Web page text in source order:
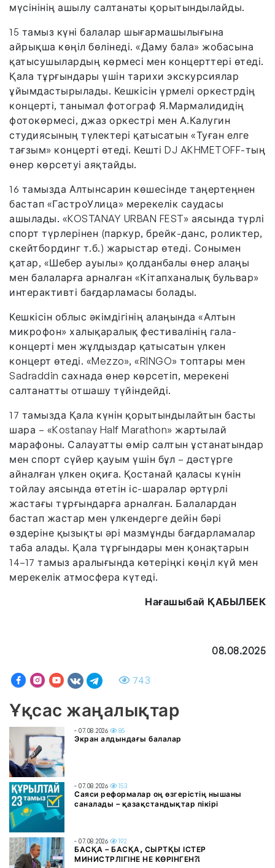
мүсінінің ашылу салтанаты қорытындылайды.
15 тамыз күні балалар шығармашылығына
айрықша көңіл бөлінеді. «Даму бала» жобасына
қатысушылардың көрмесі мен концерттері өтеді.
Қала тұрғындары үшін тарихи экскурсиялар
ұйымдастырылады. Кешкісін үрмелі оркестрдің
концерті, танымал фотограф Я.Мармалидидің
фотокөрмесі, джаз оркестрі мен А.Калугин
студиясының түлектері қатысатын «Туған елге
тағзым» концерті өтеді. Кешті DJ AKHMETOFF-тың
өнер көрсетуі аяқтайды.
16 тамызда Алтынсарин көшесінде таңертеңнен
бастап «ГастроУлица» мерекелік саудасы
ашылады. «KOSTANAY URBAN FEST» аясында түрлі
спорт түрлерінен (паркур, брейк-данс, роликтер,
скейтбординг т.б.) жарыстар өтеді. Сонымен
қатар, «Шебер ауылы» қолданбалы өнер алаңы
мен балаларға арналған «Кітапханалық бульвар»
интерактивті бағдарламасы болады.
Кешкісін облыс әкімдігінің алаңында «Алтын
микрофон» халықаралық фестивалінің гала-
концерті мен жұлдыздар қатысатын үлкен
концерт өтеді. «Mezzo», «RINGO» топтары мен
Sadraddin сахнада өнер көрсетіп, мерекені
салтанатты отшашу түйіндейді.
17 тамызда Қала күнін қорытындылайтын басты
шара – «Kostanay Half Marathon» жартылай
марафоны. Салауатты өмір салтын ұстанатындар
мен спорт сүйер қауым үшін бұл – дәстүрге
айналған үлкен оқиға. Қостанай қаласы күнін
тойлау аясында өтетін іс-шаралар әртүрлі
жастағы тұрғындарға арналған. Балалардан
бастап жастар мен үлкендерге дейін бәрі
өздеріне қызықты әрі мазмұнды бағдарламалар
таба алады. Қала тұрғындары мен қонақтарын
14–17 тамыз аралығында көтеріңкі көңіл күй мен
мерекелік атмосфера күтеді.
Нағашыбай ҚАБЫЛБЕК
08.08.2025
743
Ұқсас жаңалықтар
- 07.08.2026 85
Экран алдындағы балалар
- 07.08.2026 153
Саяси реформалар оң өзгерістің нышаны
саналады – қазақстандықтар пікірі
- 07.08.2026 192
БАСҚА – БАСҚА, СЫРТҚЫ ІСТЕР
МИНИСТРЛІГІНЕ НЕ КӨРІНГЕН?!